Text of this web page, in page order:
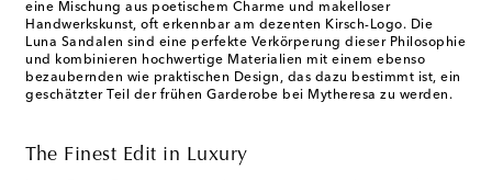
eine Mischung aus poetischem Charme und makelloser
Handwerkskunst, oft erkennbar am dezenten Kirsch-Logo. Die
Luna Sandalen sind eine perfekte Verkörperung dieser Philosophie
und kombinieren hochwertige Materialien mit einem ebenso
bezaubernden wie praktischen Design, das dazu bestimmt ist, ein
geschätzter Teil der frühen Garderobe bei Mytheresa zu werden.
The Finest Edit in Luxury